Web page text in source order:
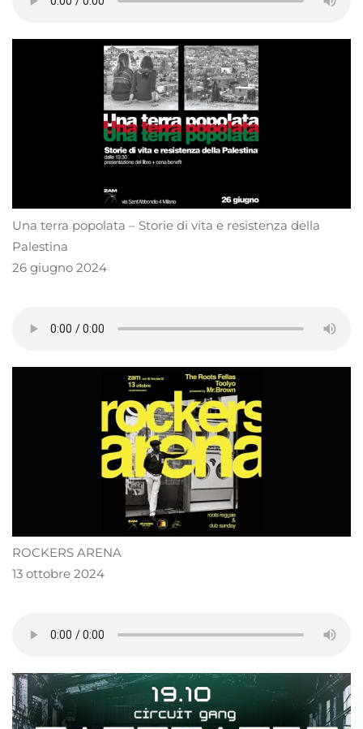
Una terra popolata – Storie di vita e resistenza della
Palestina
26 giugno 2024
ROCKERS ARENA
13 ottobre 2024